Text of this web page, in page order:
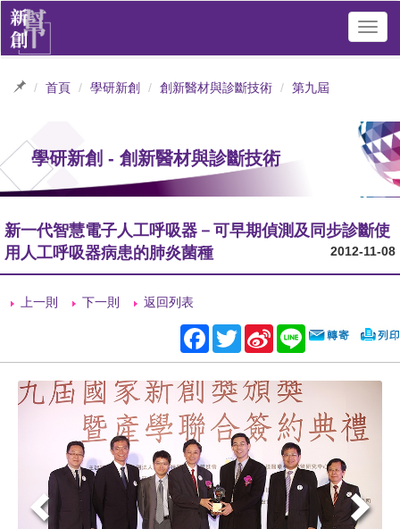
首頁 學研新創 創新醫材與診斷技術 第九屆
學研新創 - 創新醫材與診斷技術
新一代智慧電子人工呼吸器－可早期偵測及同步診斷使
用人工呼吸器病患的肺炎菌種
2012-11-08
上一則 下一則 返回列表
Facebook
TwitterSina
Weibo
Line